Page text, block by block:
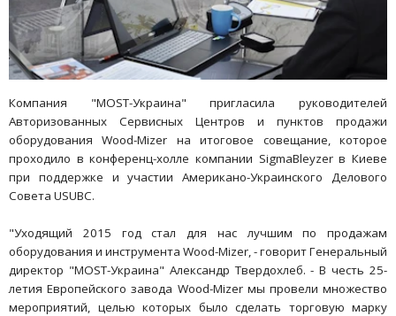
Компания "МOST-Украина" пригласила руководителей
Авторизованных Сервисных Центров и пунктов продажи
оборудования Wood-Mizer на итоговое совещание, которое
проходило в конференц-холле компании SigmaBleyzer в Киеве
при поддержке и участии Американо-Украинского Делового
Совета USUBC.
"Уходящий 2015 год стал для нас лучшим по продажам
оборудования и инструмента Wood-Mizer, - говорит Генеральный
директор "MOST-Украина" Александр Твердохлеб. - В честь 25-
летия Европейского завода Wood-Mizer мы провели множество
мероприятий, целью которых было сделать торговую марку